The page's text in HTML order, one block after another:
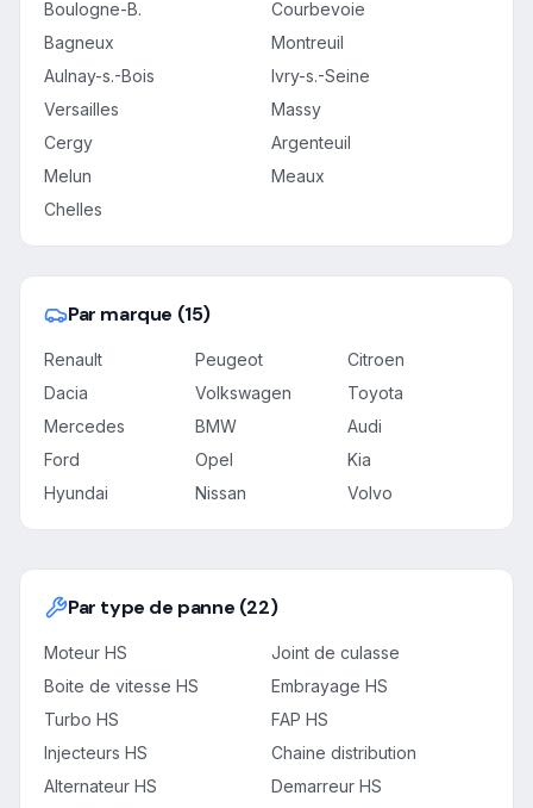
Boulogne-B.
Courbevoie
Bagneux
Montreuil
Aulnay-s.-Bois
Ivry-s.-Seine
Versailles
Massy
Cergy
Argenteuil
Melun
Meaux
Chelles
Par marque (15)
Renault Peugeot
Citroen
Dacia
Volkswagen
Toyota
Mercedes
BMW
Audi
Ford
Opel
Kia
Hyundai
Nissan Volvo
Par type de panne (22)
Moteur HS
Joint de culasse
Boite de vitesse HS
Embrayage HS
Turbo HS
FAP HS
Injecteurs HS
Chaine distribution
Alternateur HS
Demarreur HS